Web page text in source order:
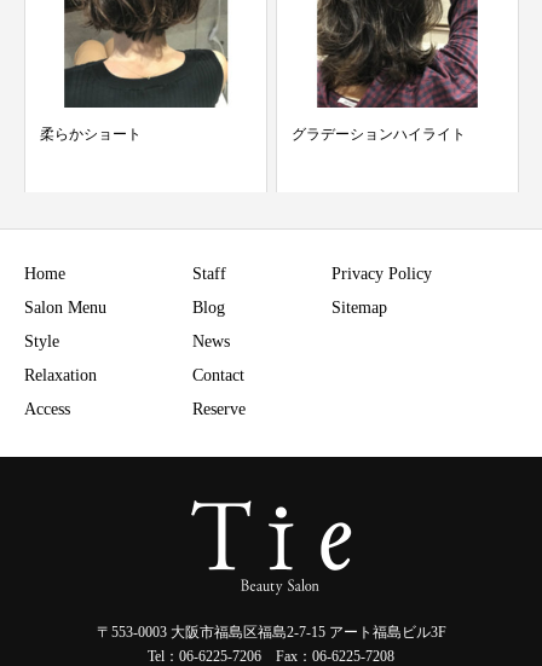
グラデーションハイライト 白髪でお困りではないですか？
Home
Salon Menu
Style
Relaxation
Access
Staff
Blog
News
Contact
Reserve
Privacy Policy
Sitemap
〒553-0003 大阪市福島区福島2-7-15 アート福島ビル3F
Tel：06-6225-7206 Fax：06-6225-7208